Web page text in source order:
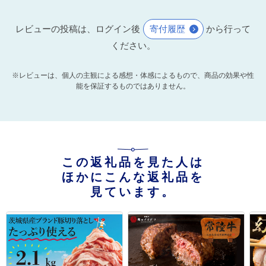
レビューの投稿は、ログイン後 寄付履歴
から行って
ください。
※レビューは、個人の主観による感想・体感によるもので、商品の効果や性
能を保証するものではありません。
この返礼品を見た人は
ほかにこんな返礼品を
見ています。